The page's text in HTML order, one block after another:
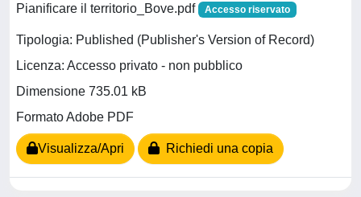
Pianificare il territorio_Bove.pdf Accesso riservato
Tipologia: Published (Publisher's Version of Record)
Licenza: Accesso privato - non pubblico
Dimensione 735.01 kB
Formato Adobe PDF
Visualizza/Apri Richiedi una copia